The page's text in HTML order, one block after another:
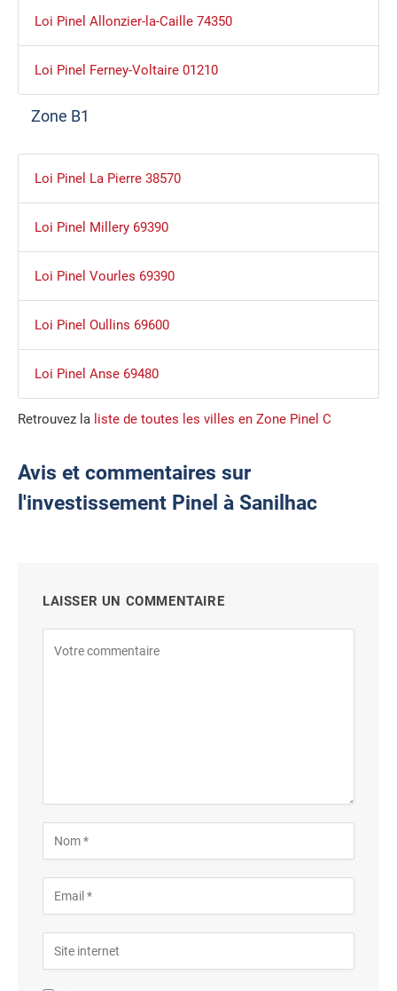
Loi Pinel Allonzier-la-Caille 74350
Loi Pinel Ferney-Voltaire 01210
Zone B1
Loi Pinel La Pierre 38570
Loi Pinel Millery 69390
Loi Pinel Vourles 69390
Loi Pinel Oullins 69600
Loi Pinel Anse 69480
Retrouvez la liste de toutes les villes en Zone Pinel C
Avis et commentaires sur
l'investissement Pinel à Sanilhac
LAISSER UN COMMENTAIRE